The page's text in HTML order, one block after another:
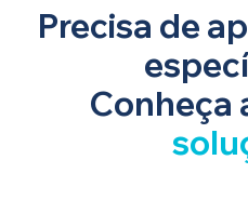
Precisa de
Conheça